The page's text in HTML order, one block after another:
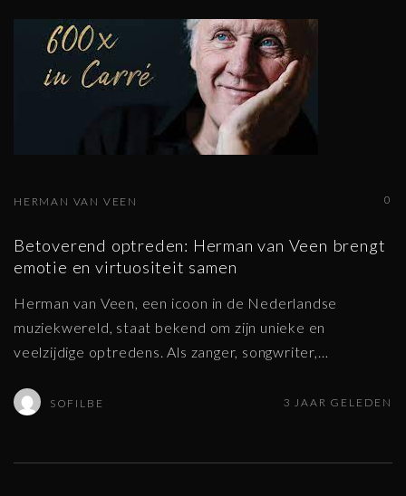
0
HERMAN VAN VEEN
Betoverend optreden: Herman van Veen brengt
emotie en virtuositeit samen
Herman van Veen, een icoon in de Nederlandse
muziekwereld, staat bekend om zijn unieke en
veelzijdige optredens. Als zanger, songwriter,
SOFILBE 3 JAAR GELEDEN